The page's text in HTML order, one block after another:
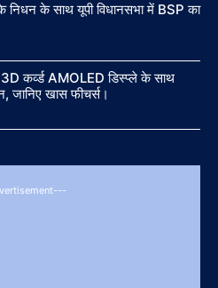
के साथ यूपी विधानसभा में BSP का
कर्व्ड AMOLED डिस्प्ले के साथ
जानिए खास फीचर्स।